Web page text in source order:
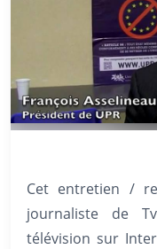
Cet entretien /
journaliste de
télévision sur